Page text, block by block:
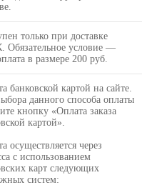
только при доставке
Обязательное условие —
в размере 200 руб.
банковской картой на сайте.
данного способа оплаты
кнопку «Оплата заказа
картой».
осуществляется через
с использованием
карт следующих
систем: